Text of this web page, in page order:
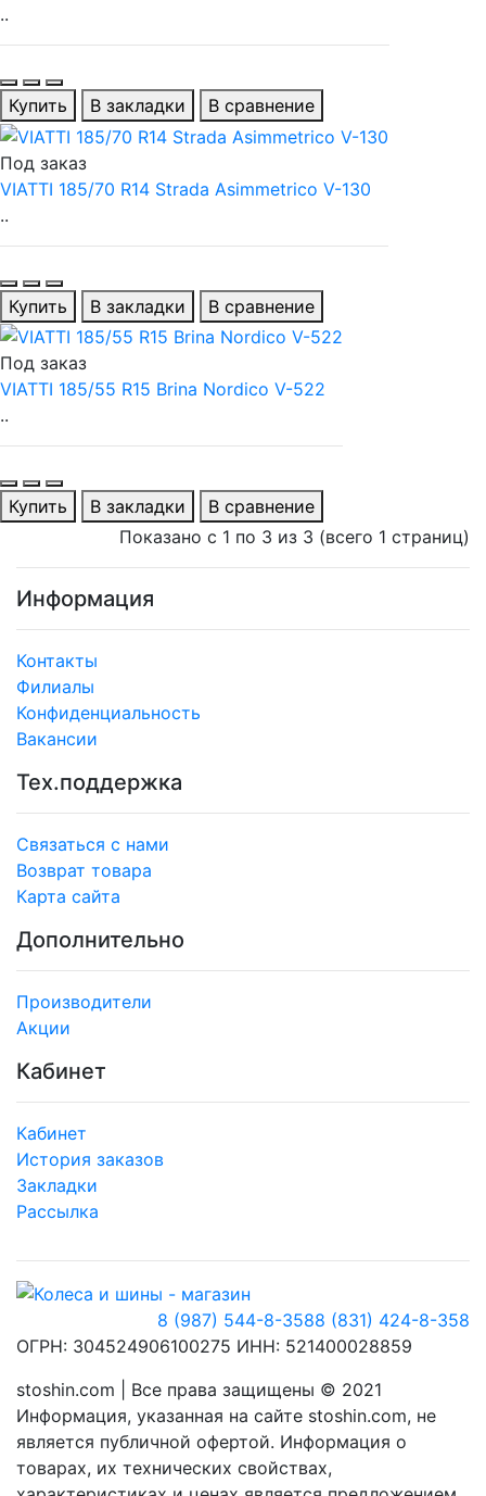
..
Купить В закладки В сравнение
Под заказ
VIATTI 185/70 R14 Strada Asimmetrico V-130
..
Купить В закладки В сравнение
Под заказ
VIATTI 185/55 R15 Brina Nordico V-522
..
Купить В закладки
В сравнение
Показано с 1 по 3 из 3 (всего 1 страниц)
Информация
Контакты
Филиалы
Конфиденциальность
Вакансии
Тех.поддержка
Связаться с нами
Возврат товара
Карта сайта
Дополнительно
Производители
Акции
Кабинет
Кабинет
История заказов
Закладки
Рассылка
8 (831) 424-8-358
8 (987) 544-8-358
ОГРН: 304524906100275 ИНН: 521400028859
stoshin.com | Все права защищены © 2021
Информация, указанная на сайте stoshin.com, не
является публичной офертой. Информация о
товарах, их технических свойствах,